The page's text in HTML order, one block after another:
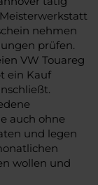
nehmen
prüfen.
VW Touareg
ein Kauf
auch ohne
und legen
wollen und